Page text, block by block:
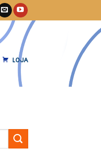
LOJA